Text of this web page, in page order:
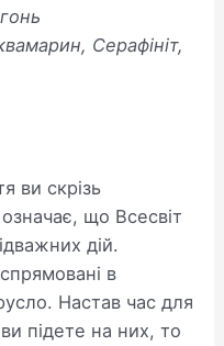
Серафініт,
ви скрізь
що Всесвіт
дій.
в
Настав час для
підете на них, то